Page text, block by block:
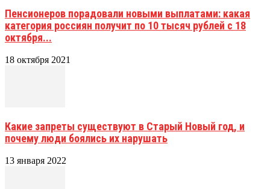
Пенсионеров порадовали новыми выплатами: какая
категория россиян получит по 10 тысяч рублей с 18
октября...
18 октября 2021
Какие запреты существуют в Старый Новый год, и
почему люди боялись их нарушать
13 января 2022